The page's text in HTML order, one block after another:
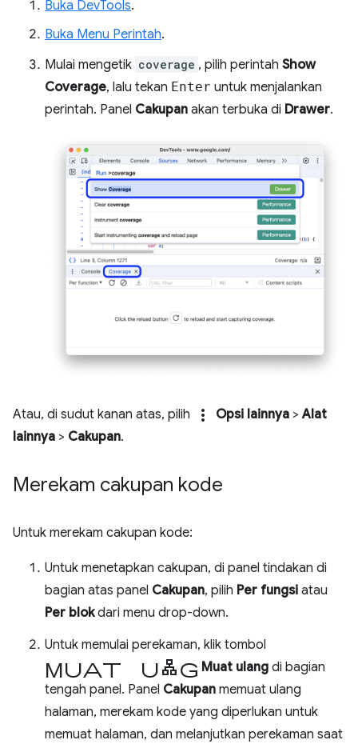
Buka DevTools.
Buka Menu Perintah.
Mulai mengetik coverage , pilih perintah Show
Coverage, lalu tekan Enter untuk menjalankan
perintah. Panel Cakupan akan terbuka di Drawer.
Atau, di sudut kanan atas, pilih more_vert Opsi lainnya >Alat
lainnya > Cakupan.
Merekam cakupan kode
Untuk merekam cakupan kode:
Untuk menetapkan cakupan, di panel tindakan di
bagian atas panel Cakupan, pilih Per fungsi atau
Per blokdari menu drop-down.
Untuk memulai perekaman, klik tombol
muat ulang Muat ulang di bagian
tengah panel. Panel Cakupan memuat ulang
halaman, merekam kode yang diperlukan untuk
memuat halaman, dan melanjutkan perekaman saat